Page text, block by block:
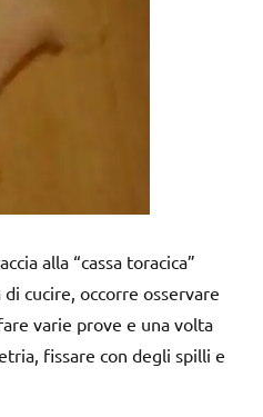
alla “cassa toracica”
cucire, occorre osservare
varie prove e una volta
fissare con degli spilli e